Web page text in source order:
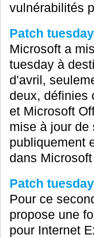
vulnérabilités
Patch
Microsoft a
tuesday à
d'avril,
deux, définies
et Microsoft
mise à jour de
publiquement
dans
Patch
Pour ce
propose une
pour Internet